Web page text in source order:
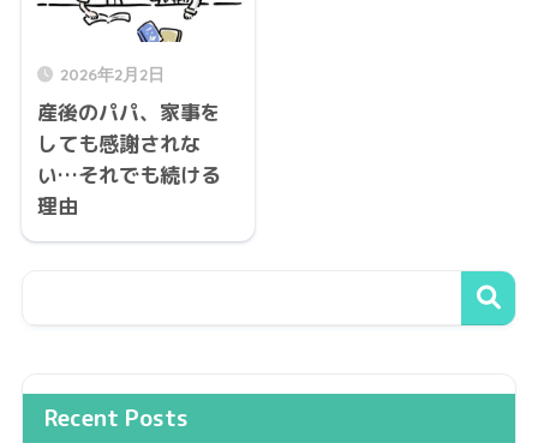
2026年2月2日
産後のパパ、家事を
しても感謝されな
い…それでも続ける
理由
Recent Posts